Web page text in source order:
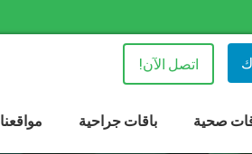
اتصل الآن!
صحية باقات جراحية مواقعنا